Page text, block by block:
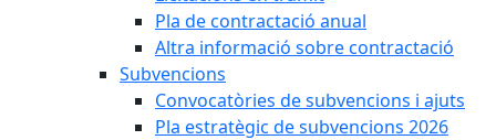
Pla de contractació anual
Altra informació sobre contractació
Subvencions
Convocatòries de subvencions i ajuts
Pla estratègic de subvencions 2026